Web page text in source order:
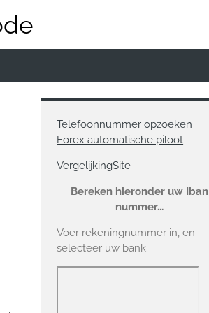
Telefoonnummer opzoeken
Forex automatische piloot
VergelijkingSite
Bereken hieronder uw Iban
nummer...
Voer rekeningnummer in, en
selecteer uw bank.